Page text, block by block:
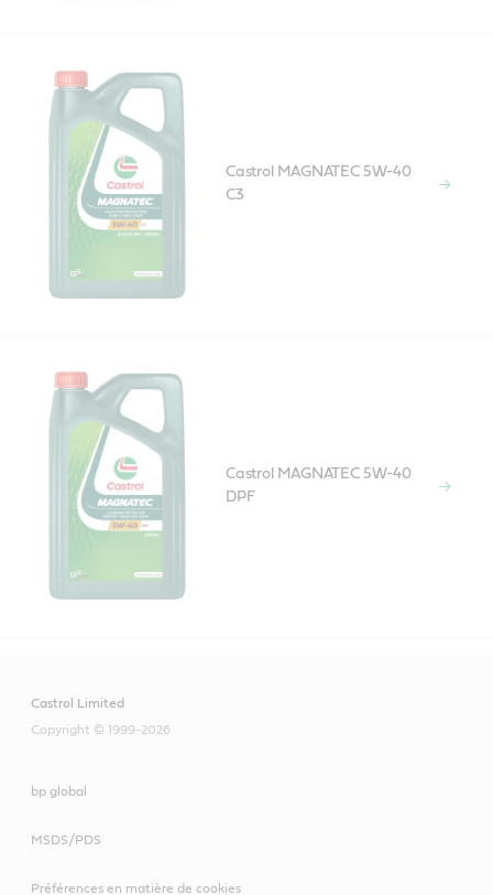
Castrol MAGNATEC 5W-40
C3
Castrol MAGNATEC 5W-40
DPF
Castrol Limited
Copyright © 1999-2026
bp global
MSDS/PDS
Préférences en matière de cookies